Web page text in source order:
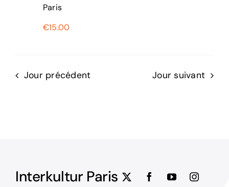
Paris
€15.00
Jour précédent Jour suivant
Interkultur Paris